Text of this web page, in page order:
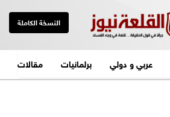
النسخة الكاملة
عربي و دولي برلمانيات مقالات